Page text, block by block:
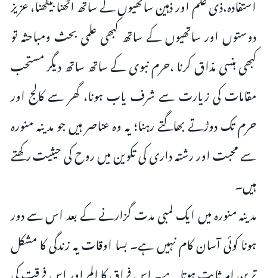
دوستوں اور ساتھیوں کے ساتھ کبھی علمی بحث ومباحثہ تو
کبھی ہنسی مذاق کرنا ،حرم نبوی کے ساتھ ساتھ دیگر مستحب
مقامات کی زیارت سے شرف یاب ہونا، گھر سے کالج اور
حرم تک دوڑتے بھاگتے رہنا؛ یہ وہ عناصر ہیں جو مدینہ منورہ
سے محبت اور رشتہ داری کی تکوین میں روح کی حیثیت رکھتے
ہیں۔
مدینہ منورہ میں ایک لمبی مدت گزارنے کے بعد اس سے دور
ہونا کوئی آسان کام نہیں ہے۔ بسا اوقات یہ زندگی کا مشکل
ترین امر ثابت ہوتا ہے۔ اس فراق کا الم اور اس فرقت کی